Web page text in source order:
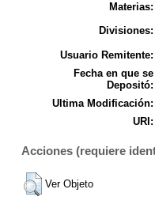
Materias:
Divisiones:
Usuario Remitente:
Fecha en que se
Depositó:
Ultima Modificación:
URI:
Acciones (requiere
Ver Objeto